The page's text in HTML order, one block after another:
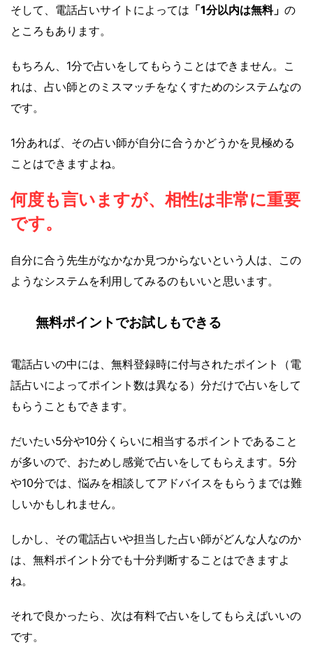
そして、電話占いサイトによっては 「1分以内は無料」 の
ところもあります。
もちろん、1分で占いをしてもらうことはできません。こ
れは、占い師とのミスマッチをなくすためのシステムなの
です。
1分あれば、その占い師が自分に合うかどうかを見極める
ことはできますよね。
何度も言いますが、相性は非常に重要
です。
自分に合う先生がなかなか見つからないという人は、この
ようなシステムを利用してみるのもいいと思います。
無料ポイントでお試しもできる
電話占いの中には、無料登録時に付与されたポイント（電
話占いによってポイント数は異なる）分だけで占いをして
もらうこともできます。
だいたい5分や10分くらいに相当するポイントであること
が多いので、おためし感覚で占いをしてもらえます。5分
や10分では、悩みを相談してアドバイスをもらうまでは難
しいかもしれません。
しかし、その電話占いや担当した占い師がどんな人なのか
は、無料ポイント分でも十分判断することはできますよ
ね。
それで良かったら、次は有料で占いをしてもらえばいいの
です。